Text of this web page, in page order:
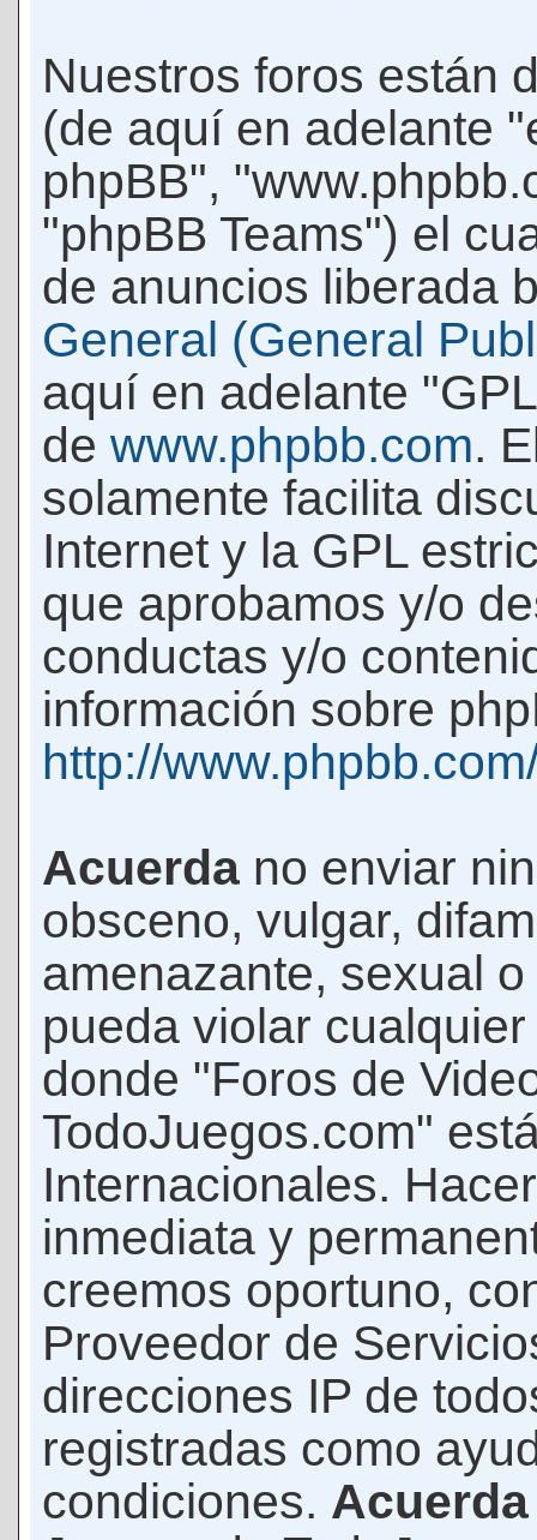
Nuestros foros están
(de aquí en adelante
phpBB",
"phpBB Teams") el
de anuncios liberada
General (General
aquí en adelante
de www.phpbb.com.
solamente facilita
Internet y la GPL
que aprobamos y/o
conductas y/o
información sobre
http://
Acuerda no enviar
obsceno, vulgar,
amenazante, sexual
pueda violar
donde "Foros de
TodoJuegos.com"
Internacionales.
inmediata y
creemos oportuno,
Proveedor de
direcciones IP de
registradas como
condiciones. Acuerda